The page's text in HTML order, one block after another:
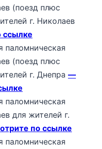
(поезд плюс
г. Николаев
ссылке
паломническая
(поезд плюс
г. Днепра —
паломническая
для жителей г.
по ссылке
паломническая